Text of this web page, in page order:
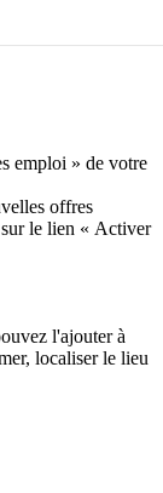
emploi » de votre
offres
le lien « Activer
l'ajouter à
localiser le lieu